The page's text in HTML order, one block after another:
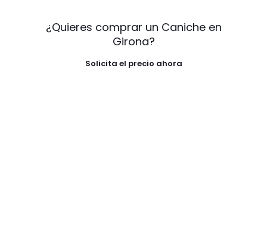
¿Quieres comprar un Caniche en
Girona?
Solicita el precio ahora